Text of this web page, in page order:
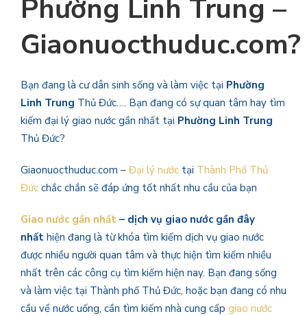
Phường Linh Trung –
Giaonuocthuduc.com?
Bạn đang là cư dân sinh sống và làm việc tại Phường
Linh Trung Thủ Đức…. Bạn đang có sự quan tâm hay tìm
kiếm đại lý giao nước gần nhất tại Phường Linh Trung
Thủ Đức?
Giaonuocthuduc.com – Đại lý nước tại Thành Phố Thủ
Đức chắc chắn sẽ đáp ứng tốt nhất nhu cầu của bạn
Giao nước gần nhất – dịch vụ giao nước gần đây
nhất hiện đang là từ khóa tìm kiếm dịch vụ giao nước
được nhiều người quan tâm và thực hiện tìm kiếm nhiều
nhất trên các công cụ tìm kiếm hiện nay. Bạn đang sống
và làm việc tại Thành phố Thủ Đức, hoặc bạn đang có nhu
cầu về nước uống, cần tìm kiếm nhà cung cấp giao nước